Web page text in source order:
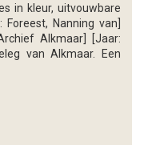
in kleur, uitvouwbare
Nanning van]
Alkmaar] [Jaar:
van Alkmaar. Een